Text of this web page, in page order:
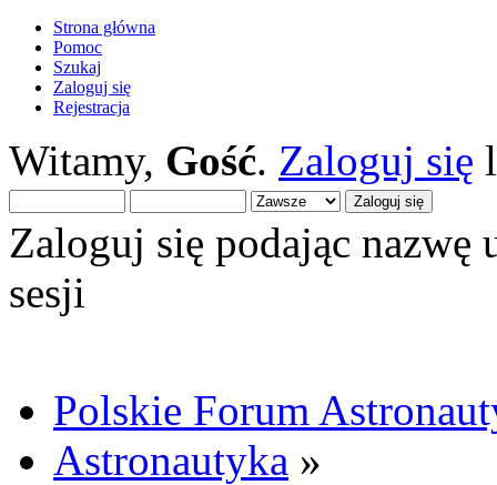
Strona główna
Pomoc
Szukaj
Zaloguj się
Rejestracja
Witamy, Gość. Zaloguj się
Zaloguj się podając nazwę
sesji
Polskie Forum
Astronautyka »